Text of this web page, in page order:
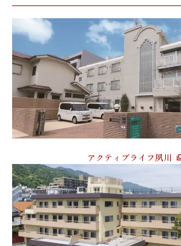
アクティブライフ夙川